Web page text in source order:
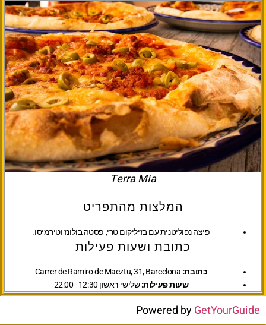
Terra Mia
המלצות מהתפריט
פיצה נפוליטנית עם בזיליקום טרי, פסטה בולונז וטירמיסו.
כתובת ושעות פעילות
כתובת:
שעות פעילות:שלישי-ראשון 12:30–22:00
Powered byGetYourGuide